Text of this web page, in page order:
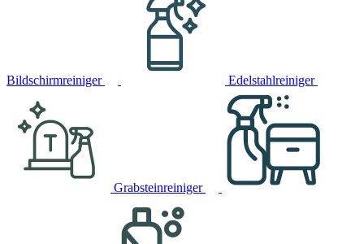
Bildschirmreiniger Edelstahlreiniger
Grabsteinreiniger